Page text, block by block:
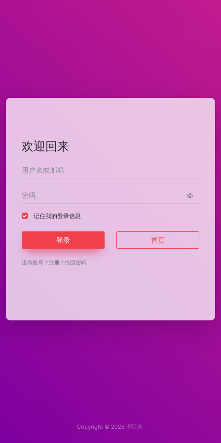
欢迎回来
记住我的登录信息
登录 首页
没有账号？ 注册 / 找回密码
Copyright © 2026 潮运营